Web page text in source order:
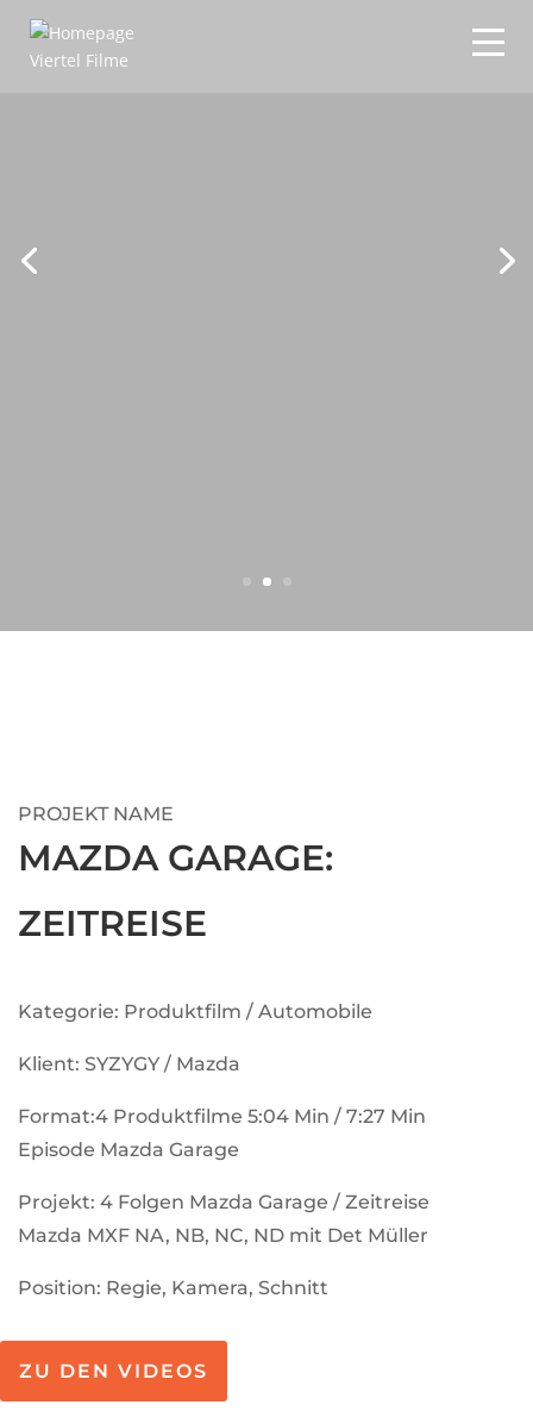
PROJEKT NAME
MAZDA GARAGE:
ZEITREISE
Kategorie: Produktfilm / Automobile
Klient: SYZYGY / Mazda
Format:4 Produktfilme 5:04 Min / 7:27 Min
Episode Mazda Garage
Projekt: 4 Folgen Mazda Garage / Zeitreise
Mazda MXF NA, NB, NC, ND mit Det Müller
Position: Regie, Kamera, Schnitt
ZU DEN VIDEOS